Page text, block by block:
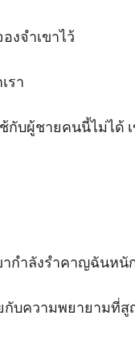
งจำเขาไว้
รา
บผู้ชายคนนี้ไม่ได้
ากำลังรำคาญฉันหนั
บความพยายามที่